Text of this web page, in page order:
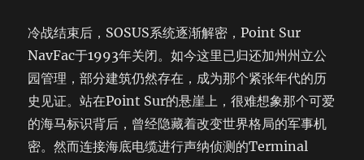
冷战结束后，SOSUS系统逐渐解密，Point Sur
NavFac于1993年关闭。如今这里已归还加州州立公
园管理，部分建筑仍然存在，成为那个紧张年代的历
史见证。站在Point Sur的悬崖上，很难想象那个可爱
的海马标识背后，曾经隐藏着改变世界格局的军事机
密。然而连接海底电缆进行声纳侦测的Terminal